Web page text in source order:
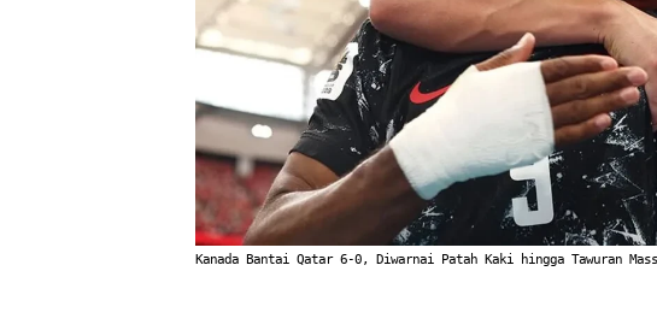
Kanada Bantai Qatar 6-0, Diwarnai Patah Kaki hingga Tawuran